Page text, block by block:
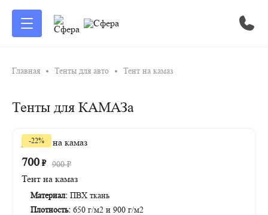
Главная Тенты для авто Тент на камаз
Тенты для КАМАЗа
-22%
700 ₽ 900₽
Тент на камаз
Материал: ПВХ ткань
Плотность: 650 г/м2 и 900 г/м2